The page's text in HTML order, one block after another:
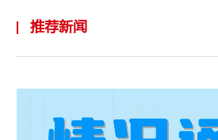
推荐新闻